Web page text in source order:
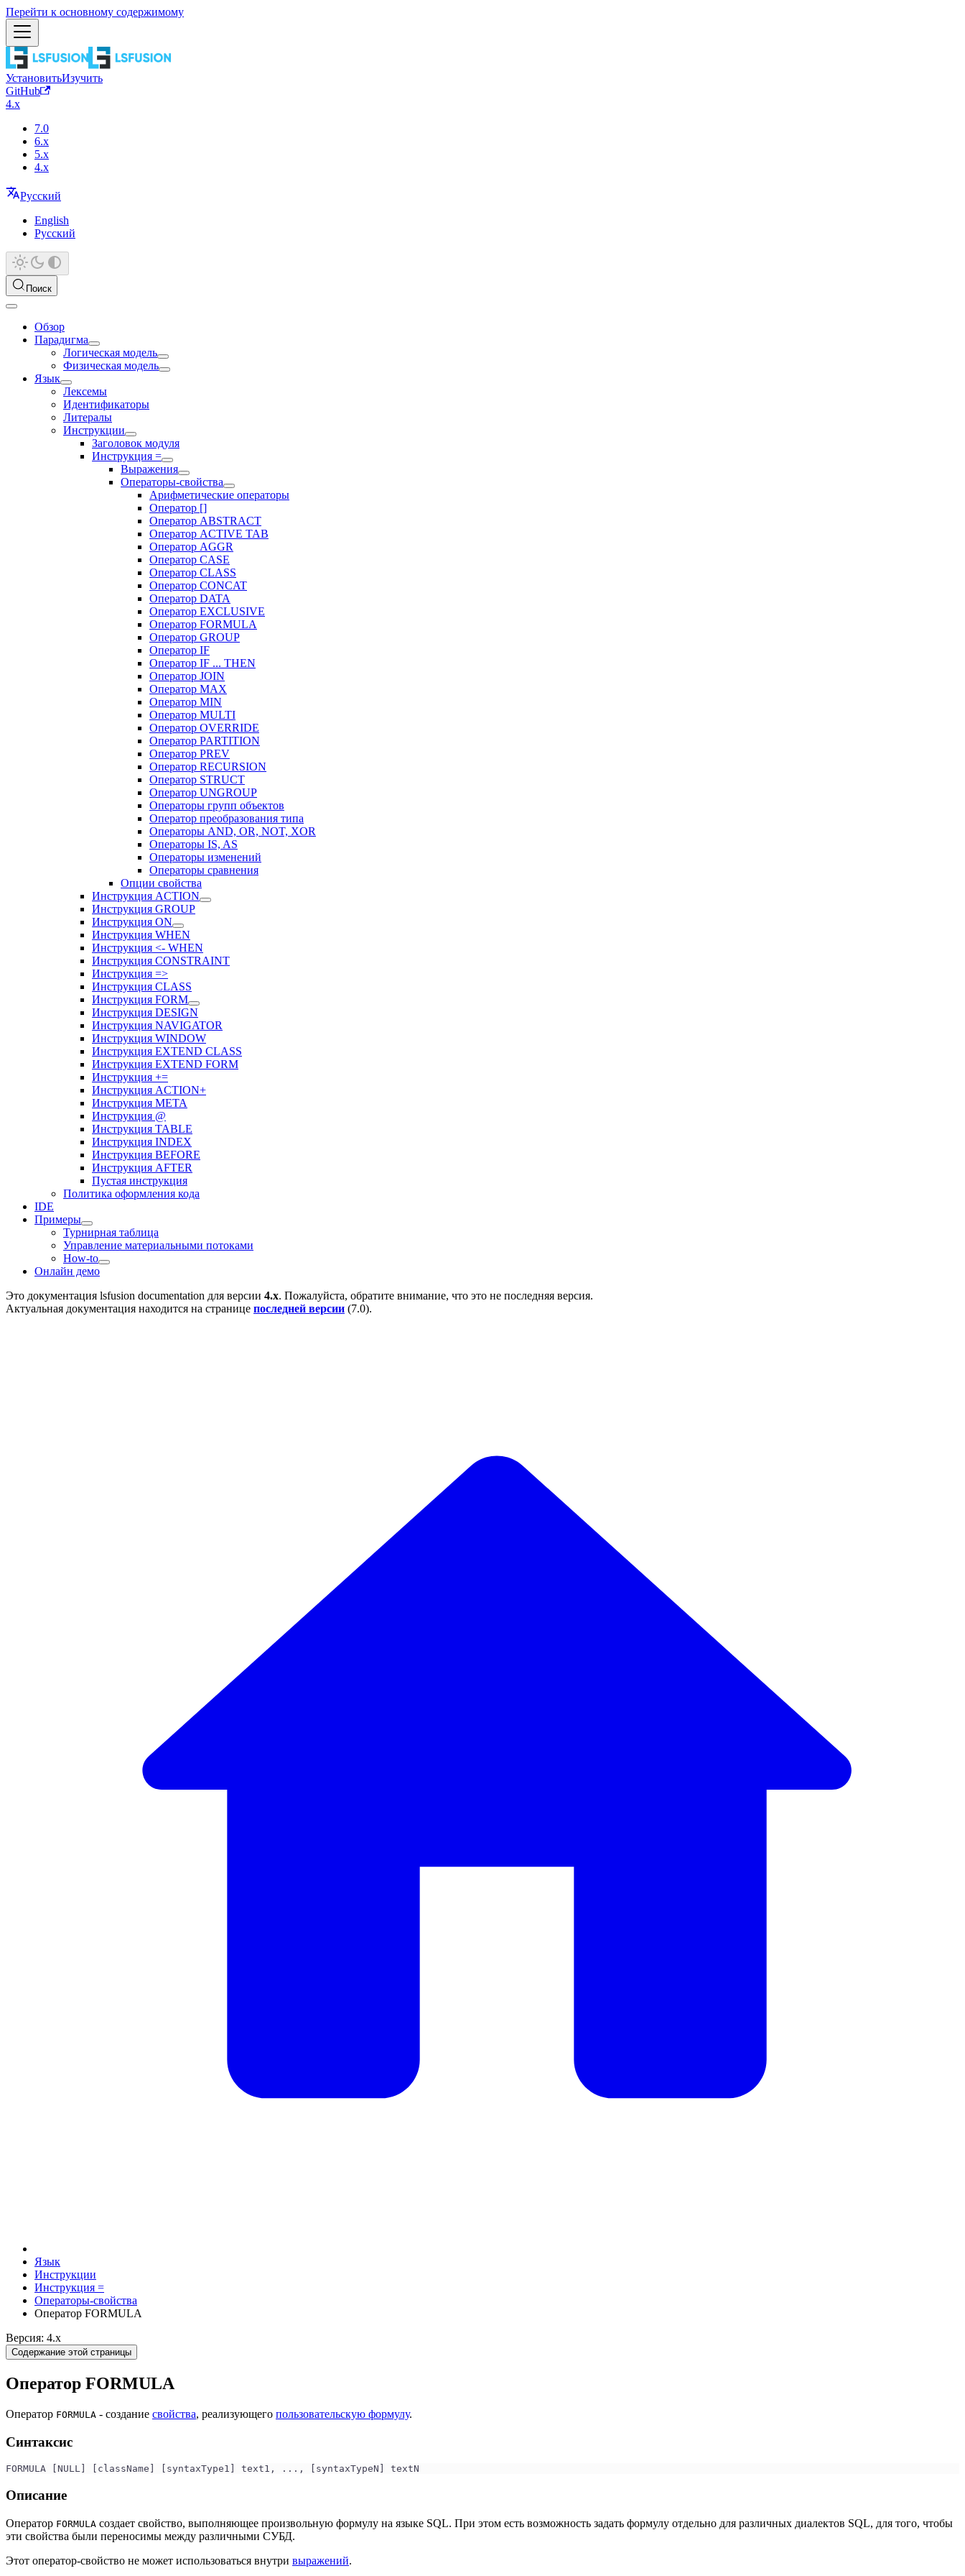
Перейти к основному содержимому
УстановитьИзучить
GitHub
4.x
7.0
6.x
5.x
4.x
Русский
English
Русский
Поиск
Обзор
Парадигма
Логическая модель
Физическая модель
Язык
Лексемы
Идентификаторы
Литералы
Инструкции
Заголовок модуля
Инструкция =
Выражения
Операторы-свойства
Арифметические операторы
Оператор []
Оператор ABSTRACT
Оператор ACTIVE TAB
Оператор AGGR
Оператор CASE
Оператор CLASS
Оператор CONCAT
Оператор DATA
Оператор EXCLUSIVE
Оператор FORMULA
Оператор GROUP
Оператор IF
Оператор IF ... THEN
Оператор JOIN
Оператор MAX
Оператор MIN
Оператор MULTI
Оператор OVERRIDE
Оператор PARTITION
Оператор PREV
Оператор RECURSION
Оператор STRUCT
Оператор UNGROUP
Операторы групп объектов
Оператор преобразования типа
Операторы AND, OR, NOT, XOR
Операторы IS, AS
Операторы изменений
Операторы сравнения
Опции свойства
Инструкция ACTION
Инструкция GROUP
Инструкция ON
Инструкция WHEN
Инструкция <- WHEN
Инструкция CONSTRAINT
Инструкция =>
Инструкция CLASS
Инструкция FORM
Инструкция DESIGN
Инструкция NAVIGATOR
Инструкция WINDOW
Инструкция EXTEND CLASS
Инструкция EXTEND FORM
Инструкция +=
Инструкция ACTION+
Инструкция META
Инструкция @
Инструкция TABLE
Инструкция INDEX
Инструкция BEFORE
Инструкция AFTER
Пустая инструкция
Политика оформления кода
IDE
Примеры
Турнирная таблица
Управление материальными потоками
How-to
Онлайн демо
Это документация lsfusion documentation для версии 4.x. Пожалуйста, обратите внимание, что это не последняя версия.
Актуальная документация находится на странице последней версии (7.0).
Язык
Инструкции
Инструкция =
Операторы-свойства
Оператор FORMULA
Версия: 4.x
Содержание этой страницы
Оператор FORMULA
Оператор FORMULA - создание свойства, реализующего пользовательскую формулу.
Синтаксис
FORMULA [NULL] [className] [syntaxType1] text1, ..., [syntaxTypeN] textN
Описание
Оператор FORMULA создает свойство, выполняющее произвольную формулу на языке SQL. При этом есть возможность задать формулу отдельно для различных диалектов SQL, для того, чтобы
эти свойства были переносимы между различными СУБД.
Этот оператор-свойство не может использоваться внутри выражений.